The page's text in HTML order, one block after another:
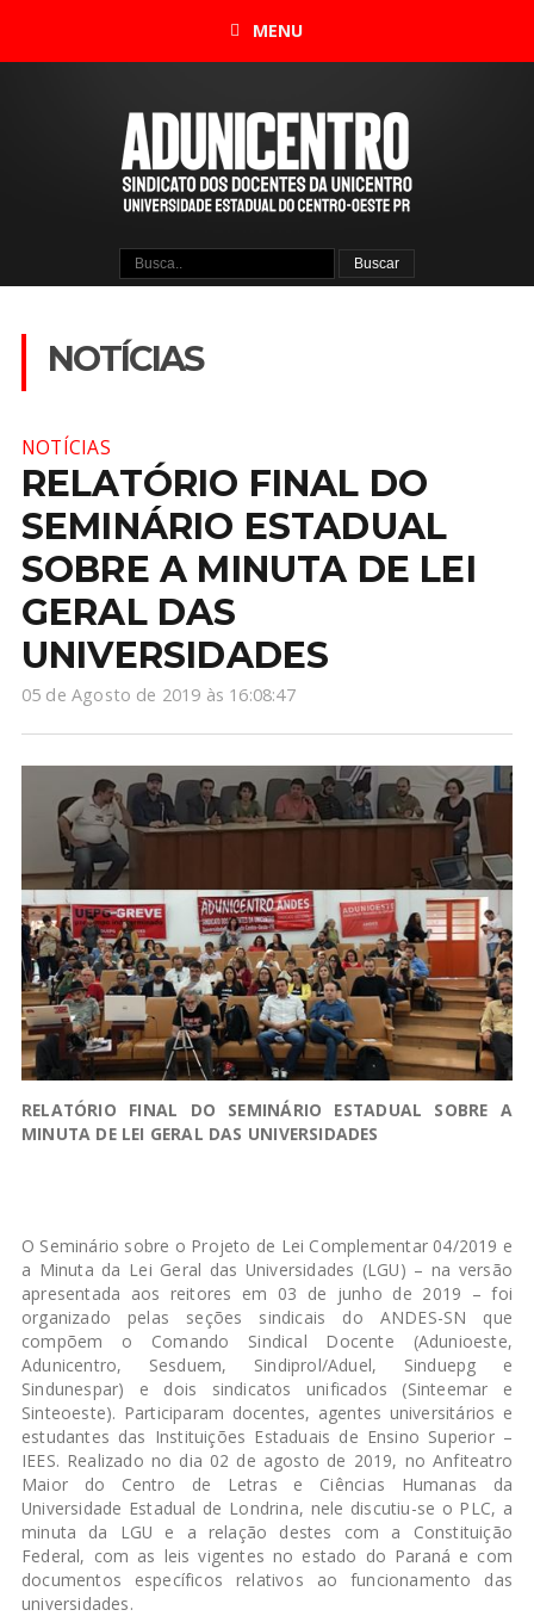
MENU
NOTÍCIAS
NOTÍCIAS
RELATÓRIO FINAL DO
SEMINÁRIO ESTADUAL
SOBRE A MINUTA DE LEI
GERAL DAS
UNIVERSIDADES
05 de Agosto de 2019 às 16:08:47
RELATÓRIO FINAL DO SEMINÁRIO ESTADUAL SOBRE A
MINUTA DE LEI GERAL DAS UNIVERSIDADES
O Seminário sobre o Projeto de Lei Complementar 04/2019 e
a Minuta da Lei Geral das Universidades (LGU) – na versão
apresentada aos reitores em 03 de junho de 2019 – foi
organizado pelas seções sindicais do ANDES-SN que
compõem o Comando Sindical Docente (Adunioeste,
Adunicentro, Sesduem, Sindiprol/Aduel, Sinduepg e
Sindunespar) e dois sindicatos unificados (Sinteemar e
Sinteoeste). Participaram docentes, agentes universitários e
estudantes das Instituições Estaduais de Ensino Superior –
IEES. Realizado no dia 02 de agosto de 2019, no Anfiteatro
Maior do Centro de Letras e Ciências Humanas da
Universidade Estadual de Londrina, nele discutiu-se o PLC, a
minuta da LGU e a relação destes com a Constituição
Federal, com as leis vigentes no estado do Paraná e com
documentos específicos relativos ao funcionamento das
universidades.